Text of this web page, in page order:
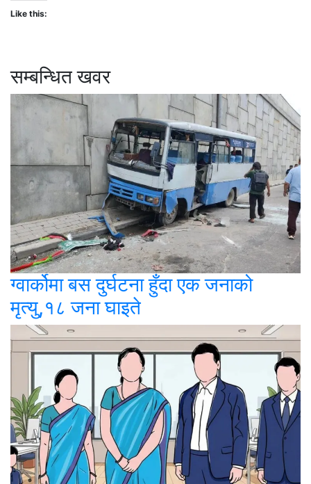
Like this:
सम्बन्धित खवर
ग्वार्कोमा बस दुर्घटना हुँदा एक जनाको
मृत्यु,१८ जना घाइते